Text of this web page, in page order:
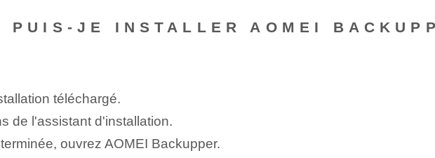
PUIS-JE INSTALLER AOMEI
téléchargé.
de l'assistant d'installation.
ouvrez AOMEI Backupper.